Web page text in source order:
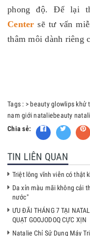
phong độ. Để lại
Center sẽ tư vấn
thâm môi dành riêng
Tags : > beauty glowlips khử
nam giới nataliebeauty
Chia sẻ:
TIN LIÊN QUAN
Triệt lông vĩnh viễn có thật
Da xỉn màu mãi không cải
nước"
ƯU ĐÃI THÁNG 7 TẠI
QUẠT GOOJODOQ CỰC XỊN
Natalie Chỉ Sử Dụng Máy